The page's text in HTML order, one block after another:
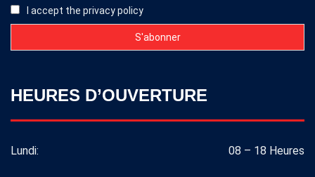
I accept the privacy policy
HEURES D’OUVERTURE
Lundi: 08 – 18 Heures